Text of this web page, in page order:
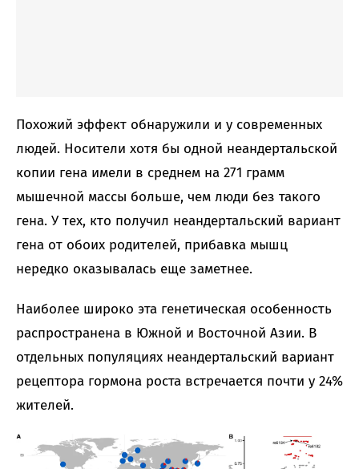
Похожий эффект обнаружили и у современных
людей. Носители хотя бы одной неандертальской
копии гена имели в среднем на 271 грамм
мышечной массы больше, чем люди без такого
гена. У тех, кто получил неандертальский вариант
гена от обоих родителей, прибавка мышц
нередко оказывалась еще заметнее.
Наиболее широко эта генетическая особенность
распространена в Южной и Восточной Азии. В
отдельных популяциях неандертальский вариант
рецептора гормона роста встречается почти у 24%
жителей.